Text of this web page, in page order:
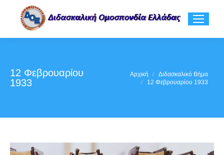
12 Φεβρουαρίου
1933
You are here:Αρχική
Διδασκαλικό Βήμα
12 Φεβρουαρίου 1933